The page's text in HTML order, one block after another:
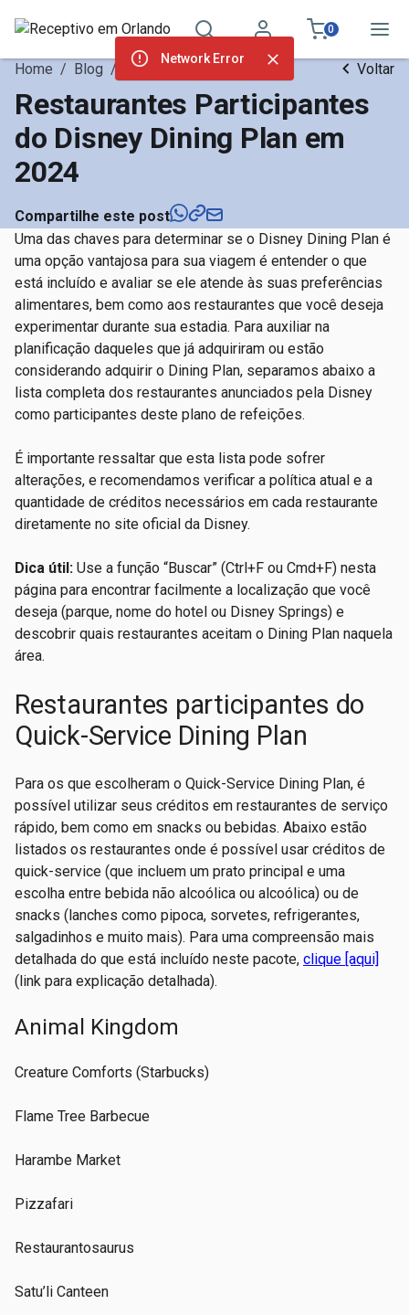
0
Home / Blog / Dicas de Orlando Voltar
Restaurantes Participantes
do Disney Dining Plan em
2024
Compartilhe este post
Uma das chaves para determinar se o Disney Dining Plan é
uma opção vantajosa para sua viagem é entender o que
está incluído e avaliar se ele atende às suas preferências
alimentares, bem como aos restaurantes que você deseja
experimentar durante sua estadia. Para auxiliar na
planificação daqueles que já adquiriram ou estão
considerando adquirir o Dining Plan, separamos abaixo a
lista completa dos restaurantes anunciados pela Disney
como participantes deste plano de refeições.
É importante ressaltar que esta lista pode sofrer
alterações, e recomendamos verificar a política atual e a
quantidade de créditos necessários em cada restaurante
diretamente no site oficial da Disney.
Dica útil: Use a função “Buscar” (Ctrl+F ou Cmd+F) nesta
página para encontrar facilmente a localização que você
deseja (parque, nome do hotel ou Disney Springs) e
descobrir quais restaurantes aceitam o Dining Plan naquela
área.
Restaurantes participantes do
Quick-Service Dining Plan
Para os que escolheram o Quick-Service Dining Plan, é
possível utilizar seus créditos em restaurantes de serviço
rápido, bem como em snacks ou bebidas. Abaixo estão
listados os restaurantes onde é possível usar créditos de
quick-service (que incluem um prato principal e uma
escolha entre bebida não alcoólica ou alcoólica) ou de
snacks (lanches como pipoca, sorvetes, refrigerantes,
salgadinhos e muito mais). Para uma compreensão mais
detalhada do que está incluído neste pacote, clique [aqui]
(link para explicação detalhada).
Animal Kingdom
Creature Comforts (Starbucks)
Flame Tree Barbecue
Harambe Market
Pizzafari
Restaurantosaurus
Satu’li Canteen
Network Error